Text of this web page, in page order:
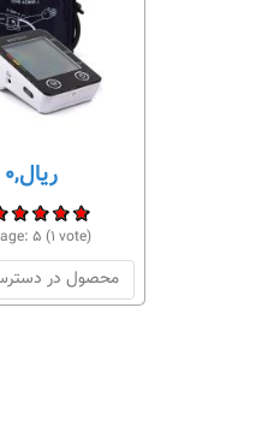
ریال,۰
۵ (۱ vote)
محصول در